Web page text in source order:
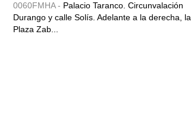
0060FMHA - Palacio Taranco. Circunvalación
Durango y calle Solís. Adelante a la derecha, la
Plaza Zab...